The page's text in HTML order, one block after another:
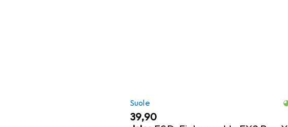
Suole
EUR
39,90